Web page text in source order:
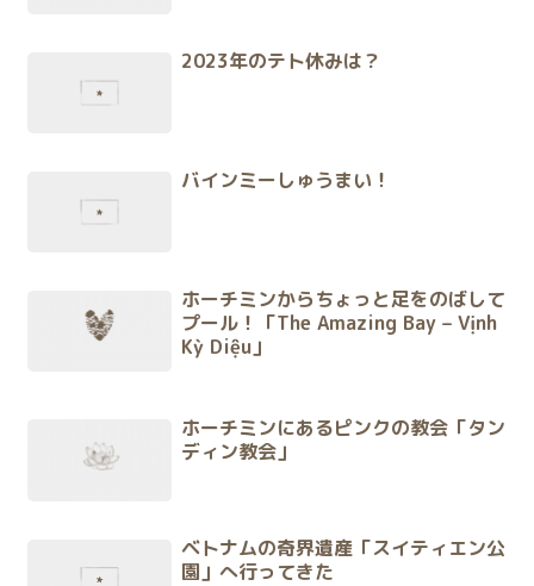
2023年のテト休みは？
バインミーしゅうまい！
ホーチミンからちょっと足をのばして
プール！「The Amazing Bay – Vịnh
Kỳ Diệu」
ホーチミンにあるピンクの教会「タン
ディン教会」
ベトナムの奇界遺産「スイティエン公
園」へ行ってきた